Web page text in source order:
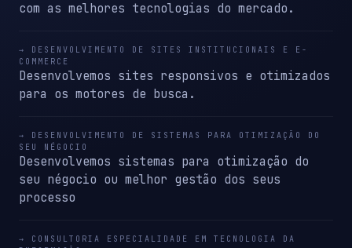
com as melhores tecnologias do mercado.
→ DESENVOLVIMENTO DE SITES INSTITUCIONAIS E E-
COMMERCE
Desenvolvemos sites responsivos e otimizados
para os motores de busca.
→ DESENVOLVIMENTO DE SISTEMAS PARA OTIMIZAÇÃO DO
SEU NÉGOCIO
Desenvolvemos sistemas para otimização do
seu négocio ou melhor gestão dos seus
processo
→ CONSULTORIA ESPECIALIDADE EM TECNOLOGIA DA